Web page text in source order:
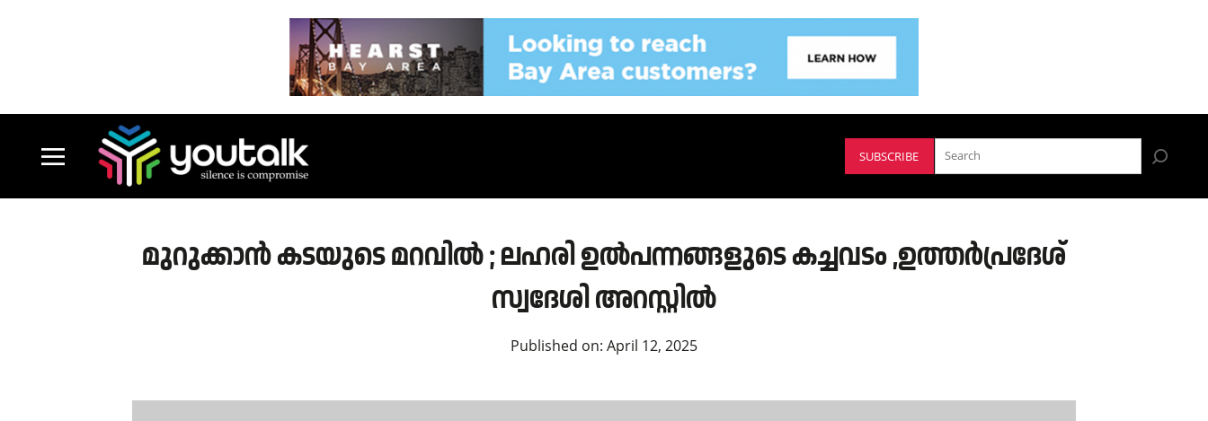
SUBSCRIBE
മുറുക്കാൻ കടയുടെ മറവിൽ ; ലഹരി ഉൽപന്നങ്ങളുടെ കച്ചവടം ,ഉത്തർപ്രദേശ്
സ്വദേശി അറസ്റ്റിൽ
Published on: April 12, 2025